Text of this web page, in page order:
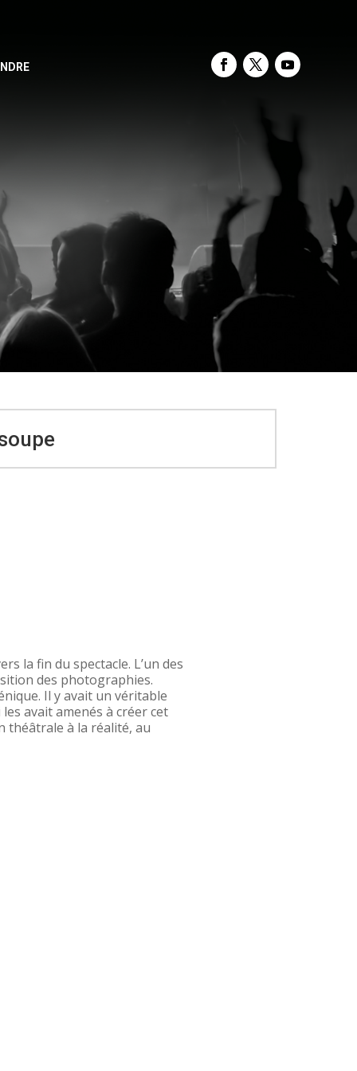
la fin du spectacle. L’un des
des photographies.
Il y avait un véritable
avait amenés à créer cet
théâtrale à la réalité, au